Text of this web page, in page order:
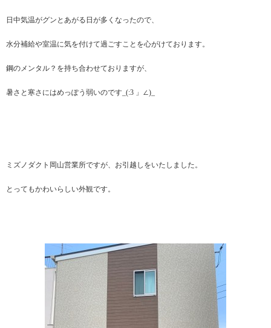
日中気温がグンとあがる日が多くなったので、
水分補給や室温に気を付けて過ごすことを心がけております。
鋼のメンタル？を持ち合わせておりますが、
暑さと寒さにはめっぽう弱いのです_(:3 」∠)_
ミズノダクト岡山営業所ですが、お引越しをいたしました。
とってもかわいらしい外観です。